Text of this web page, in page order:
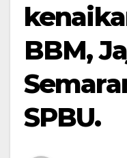
BBM,
SPBU.